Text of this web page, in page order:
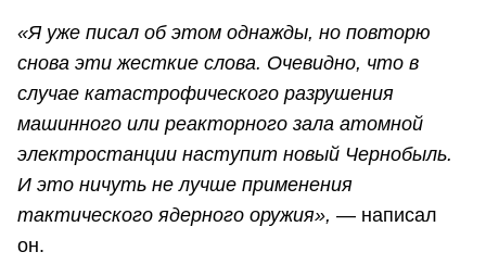
«Я уже писал об этом однажды, но повторю
снова эти жесткие слова. Очевидно, что в
случае катастрофического разрушения
машинного или реакторного зала атомной
электростанции наступит новый Чернобыль.
И это ничуть не лучше применения
тактического ядерного оружия», — написал
он.